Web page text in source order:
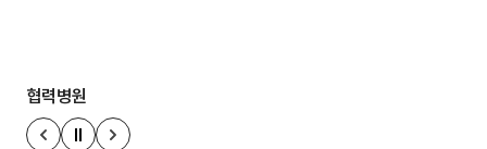
협력병원
정지